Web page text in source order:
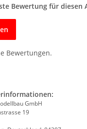
Bewertung für
Bewertungen.
GmbH
19